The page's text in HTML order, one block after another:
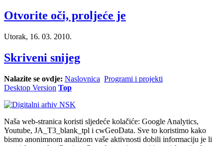
Otvorite oči, proljeće je
Utorak, 16. 03. 2010.
Skriveni snijeg
Nalazite se ovdje: Naslovnica Programi i projekti
Desktop Version Top
Naša web-stranica koristi sljedeće kolačiće: Google Analytics,
Youtube, JA_T3_blank_tpl i cwGeoData. Sve to koristimo kako
bismo anonimnom analizom vaše aktivnosti dobili informaciju je li